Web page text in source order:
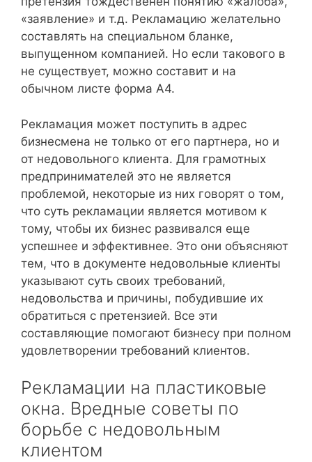
«заявление» и т.д. Рекламацию желательно
составлять на специальном бланке,
выпущенном компанией. Но если такового в
не существует, можно составит и на
обычном листе форма А4.
Рекламация может поступить в адрес
бизнесмена не только от его партнера, но и
от недовольного клиента. Для грамотных
предпринимателей это не является
проблемой, некоторые из них говорят о том,
что суть рекламации является мотивом к
тому, чтобы их бизнес развивался еще
успешнее и эффективнее. Это они объясняют
тем, что в документе недовольные клиенты
указывают суть своих требований,
недовольства и причины, побудившие их
обратиться с претензией. Все эти
составляющие помогают бизнесу при полном
удовлетворении требований клиентов.
Рекламации на пластиковые
окна. Вредные советы по
борьбе с недовольным
клиентом